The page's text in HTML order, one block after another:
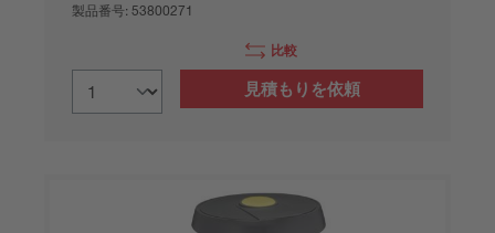
製品番号: 53800271
比較
見積もりを依頼